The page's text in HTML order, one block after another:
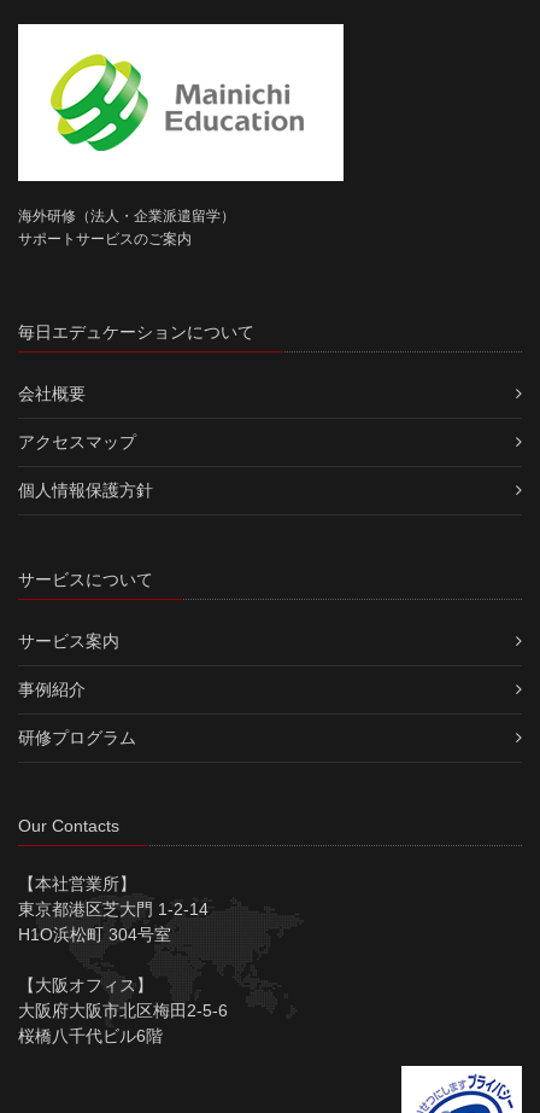
海外研修（法人・企業派遣留学）
サポートサービスのご案内
毎日エデュケーションについて
会社概要
アクセスマップ
個人情報保護方針
サービスについて
サービス案内
事例紹介
研修プログラム
Our Contacts
【本社営業所】
東京都港区芝大門 1-2-14
H1O浜松町 304号室
【大阪オフィス】
大阪府大阪市北区梅田2-5-6
桜橋八千代ビル6階